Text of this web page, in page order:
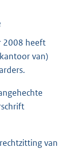
2008 heeft
van)
van